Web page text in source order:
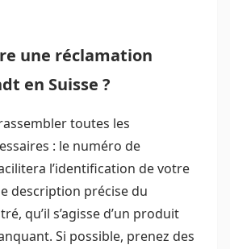
une réclamation
en Suisse ?
toutes les
: le numéro de
l’identification de votre
description précise du
qu’il s’agisse d’un produit
Si possible, prenez des